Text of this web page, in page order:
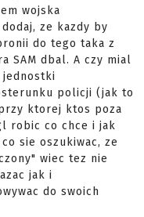
wojska
ze kazdy by
do tego taka z
SAM dbal. A czy mial
policji (jak to
ktorej ktos poza
robic co chce i jak
sie oszukiwac, ze
wiec tez nie
jak i
do swoich